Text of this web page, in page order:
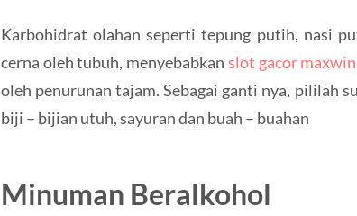
Karbohidrat olahan seperti tepung putih, nasi
cerna oleh tubuh, menyebabkan slot gacor maxwin
oleh penurunan tajam. Sebagai ganti nya, pililah
biji – bijian utuh, sayuran dan buah – buahan
Minuman Beralkohol